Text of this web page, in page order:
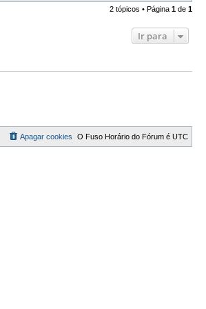
2 tópicos • Página 1 de 1
Ir para
O Fuso Horário do Fórum é UTC
Apagar cookies